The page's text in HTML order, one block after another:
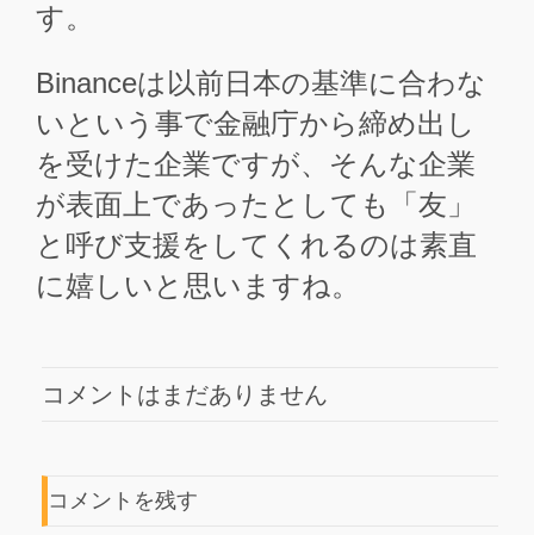
す。
Binanceは以前日本の基準に合わな
いという事で金融庁から締め出し
を受けた企業ですが、そんな企業
が表面上であったとしても「友」
と呼び支援をしてくれるのは素直
に嬉しいと思いますね。
コメントはまだありません
コメントを残す